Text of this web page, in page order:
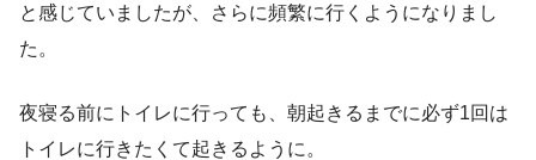
と感じていましたが、さらに頻繁に行くようになりまし
た。
夜寝る前にトイレに行っても、朝起きるまでに必ず1回は
トイレに行きたくて起きるように。